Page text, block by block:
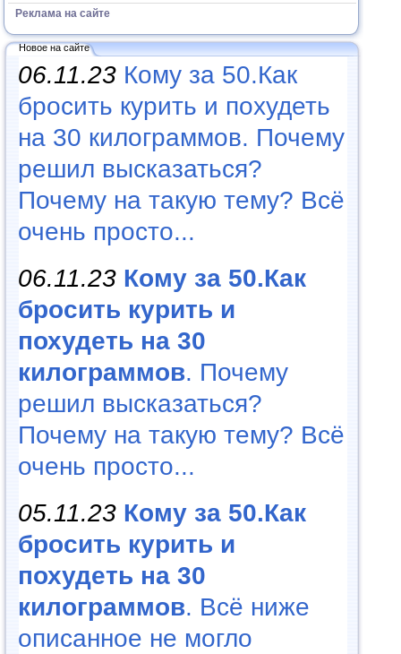
Реклама на сайте
Новое на сайте
06.11.23 Кому за 50.Как
бросить курить и похудеть
на 30 килограммов. Почему
решил высказаться?
Почему на такую тему? Всё
очень просто...
06.11.23 Кому за 50.Как
бросить курить и
похудеть на 30
килограммов. Почему
решил высказаться?
Почему на такую тему? Всё
очень просто...
05.11.23 Кому за 50.Как
бросить курить и
похудеть на 30
килограммов. Всё ниже
описанное не могло